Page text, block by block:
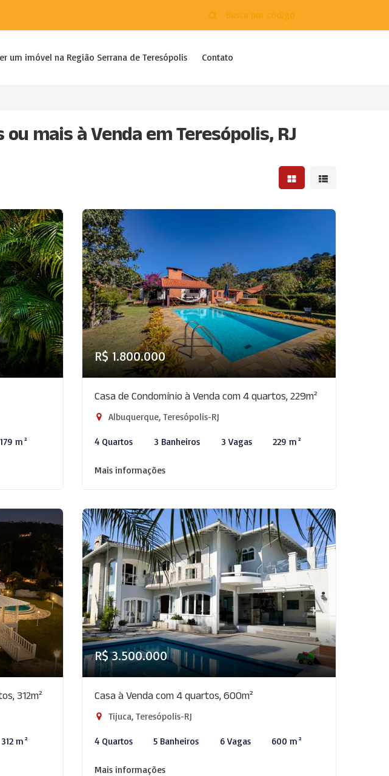
um imóvel na Região Serrana de Teresópolis Contato
mais à Venda em Teresópolis, RJ
Mostrar resultados em
Mostrar
179 m²
R$ 1.800.000
Casa de Condomínio à Venda com 4 quartos, 229m²
Albuquerque, Teresópolis-RJ
4 Quartos 3 Banheiros 3 Vagas 229 m²
Mais informações
312m²
312 m²
R$ 3.500.000
Casa à Venda com 4 quartos, 600m²
Tijuca, Teresópolis-RJ
4 Quartos 5 Banheiros 6 Vagas 600 m²
Mais informações